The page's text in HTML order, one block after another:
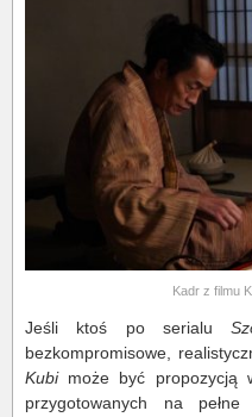
Kadr z filmu
Jeśli ktoś po serialu
bezkompromisowe,
Kubi może być propozycją
przygotowanych na